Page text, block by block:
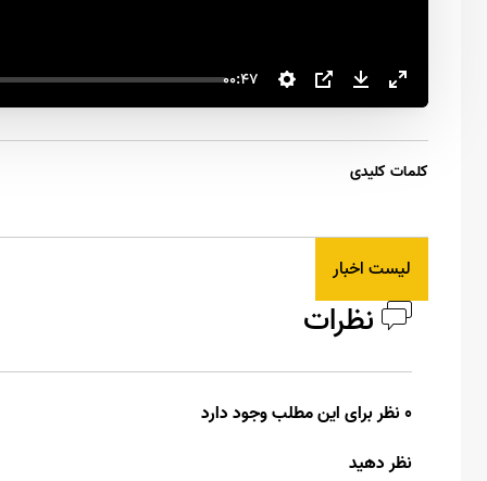
00:47
کلمات کلیدی
لیست اخبار
نظرات
0 نظر برای این مطلب وجود دارد
نظر دهید